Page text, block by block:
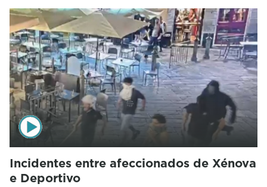
Incidentes entre afeccionados de Xénova
e Deportivo